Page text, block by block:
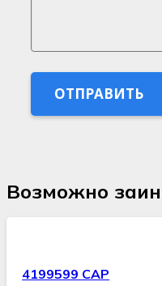
Возможно
4199599 CAP